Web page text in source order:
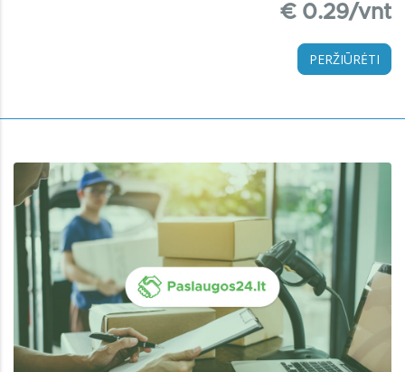
€ 0.29/vnt
PERŽIŪRĖTI